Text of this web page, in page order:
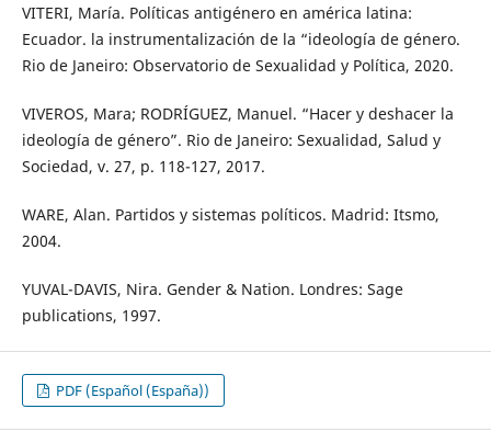
VITERI, María. Políticas antigénero en américa latina:
Ecuador. la instrumentalización de la “ideología de género.
Rio de Janeiro: Observatorio de Sexualidad y Política, 2020.
VIVEROS, Mara; RODRÍGUEZ, Manuel. “Hacer y deshacer la
ideología de género”. Rio de Janeiro: Sexualidad, Salud y
Sociedad, v. 27, p. 118-127, 2017.
WARE, Alan. Partidos y sistemas políticos. Madrid: Itsmo,
2004.
YUVAL-DAVIS, Nira. Gender & Nation. Londres: Sage
publications, 1997.
PDF (Español (España))